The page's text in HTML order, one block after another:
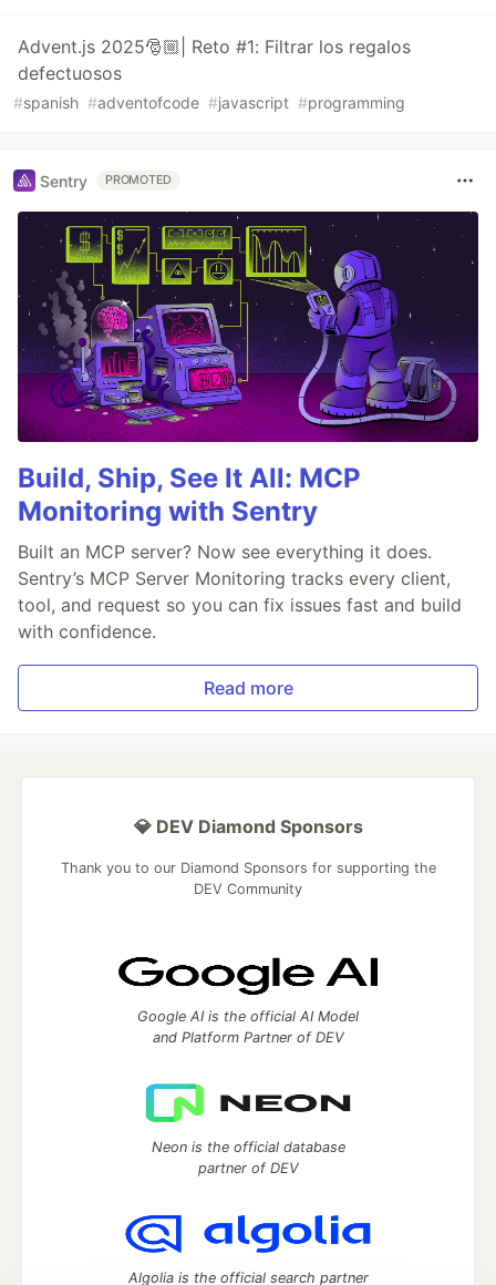
Advent.js 2025🎅🏼| Reto #1: Filtrar los regalos
defectuosos
#spanish #adventofcode #javascript #programming
Sentry PROMOTED
Build, Ship, See It All: MCP
Monitoring with Sentry
Built an MCP server? Now see everything it does.
Sentry’s MCP Server Monitoring tracks every client,
tool, and request so you can fix issues fast and build
with confidence.
Read more
💎 DEV Diamond Sponsors
Thank you to our Diamond Sponsors for supporting the
DEV Community
Google AI is the official AI Model
and Platform Partner of DEV
Neon is the official database
partner of DEV
Algolia is the official search partner